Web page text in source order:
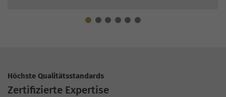
Höchste Qualitätsstandards
Zertifizierte Expertise